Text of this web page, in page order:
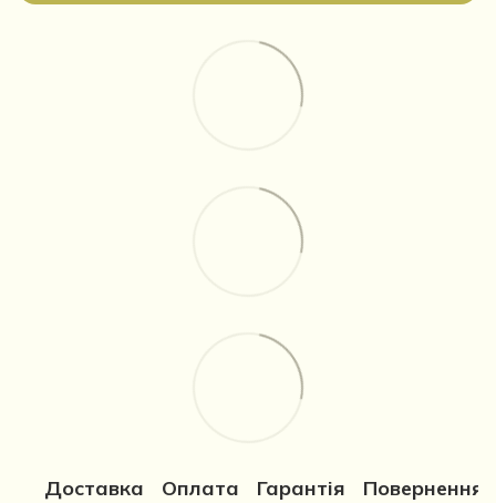
Доставка Оплата Гарантія Повернення